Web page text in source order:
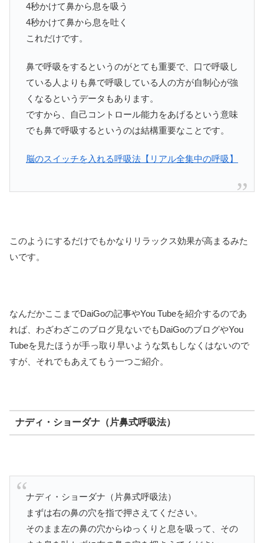
4秒かけて鼻から息を吸う
4秒かけて鼻から息を吐く
これだけです。
鼻で呼吸をするというのがとても重要で、口で呼吸し
ている人よりも鼻で呼吸している人の方が自制心が強
くなるというデータもあります。
ですから、自己コントロール能力をあげるという意味
でも鼻で呼吸するというのは結構重要なことです。
脳のスイッチを入れる呼吸法【リアル全集中の呼吸】
このようにするだけでもかなりリラックス効果が高まるみた
いです。
なんだかここまでDaiGoの記事やYou Tubeを紹介するのであ
れば、わざわざこのブログ見ないでもDaiGoのブログやYou
Tubeを見たほうが手っ取り早いような気もしなくはないので
すが、それでもあえてもう一つご紹介。
ナディ・ショーダナ（片鼻式呼吸法）
ナディ・ショーダナ（片鼻式呼吸法）
まずは右の鼻の穴を指で押さえてください。
そのまま左の鼻の穴からゆっくりと息を吸って、その